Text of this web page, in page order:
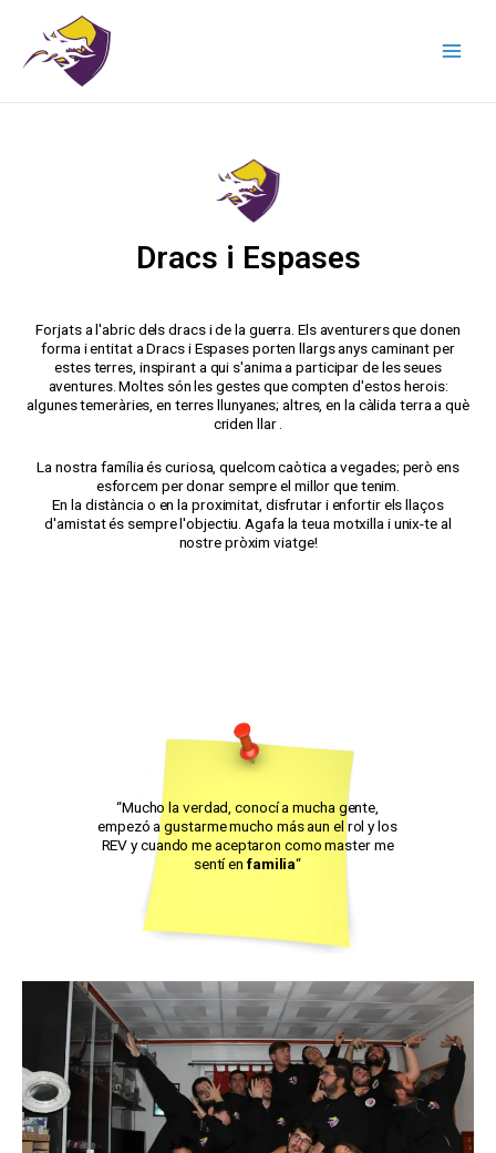
Dracs i Espases
Forjats a l'abric dels dracs i de la guerra. Els aventurers que donen
forma i entitat a Dracs i Espases porten llargs anys caminant per
estes terres, inspirant a qui s'anima a participar de les seues
aventures. Moltes són les gestes que compten d'estos herois:
algunes temeràries, en terres llunyanes; altres, en la càlida terra a què
criden llar .
La nostra família és curiosa, quelcom caòtica a vegades; però ens
esforcem per donar sempre el millor que tenim.
En la distància o en la proximitat, disfrutar i enfortir els llaços
d'amistat és sempre l'objectiu. Agafa la teua motxilla i unix-te al
nostre pròxim viatge!
“Mucho la verdad, conocí a mucha gente,
empezó a gustarme mucho más aun el rol y los
REV y cuando me aceptaron como master me
sentí en familia“